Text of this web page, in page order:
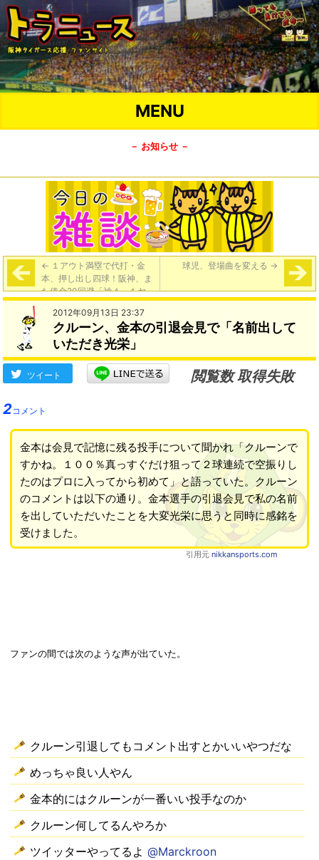
MENU
－ お知らせ －
← １アウト満塁で代打・金
本、押し出し四球！阪神、ま
た借金20回避「神４－１ヤ」
球児、登場曲を変える →
2012年09月13日 23:37
クルーン、金本の引退会見で「名前出して
いただき光栄」
ツイート
閲覧数 取得失敗
2コメント
金本は会見で記憶に残る投手について聞かれ「クルーンで
すかね。１００％真っすぐだけ狙って２球連続で空振りし
たのはプロに入ってから初めて」と語っていた。クルーン
のコメントは以下の通り。金本選手の引退会見で私の名前
を出していただいたことを大変光栄に思うと同時に感銘を
受けました。
引用元 nikkansports.com
ファンの間では次のような声が出ていた。
クルーン引退してもコメント出すとかいいやつだな
めっちゃ良い人やん
金本的にはクルーンが一番いい投手なのか
クルーン何してるんやろか
ツイッターやってるよ@Marckroon